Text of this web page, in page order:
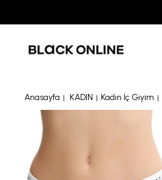
Anasayfa KADIN Kadın İç Giyim